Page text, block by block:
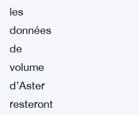
les
données
de
volume
d’Aster
resteront